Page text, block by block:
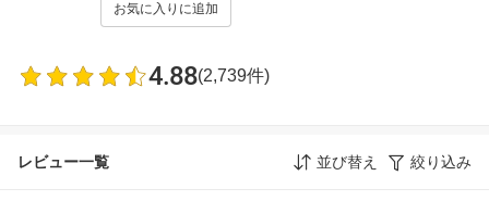
お気に入りに追加
4.88(2,739件)
レビュー一覧 並び替え 絞り込み